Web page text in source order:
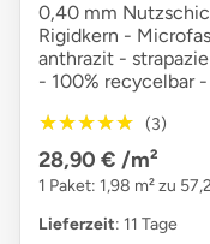
0,40 mm
Rigidkern -
anthrazit -
- 100% recycelbar
★★★★★
★★★★★ (3)
28,90 € /m²
1 Paket: 1,98 m² zu
Lieferzeit: 11 Tage